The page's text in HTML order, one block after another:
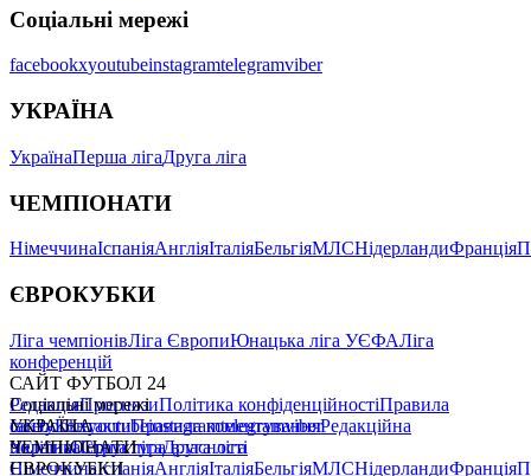
Соціальні мережі
facebookxyoutubeinstagramtelegramviber
УКРАЇНА
УкраїнаПерша лігаДруга ліга
ЧЕМПІОНАТИ
НімеччинаІспаніяАнгліяІталіяБельгіяМЛСНідерландиФранція
ЄВРОКУБКИ
Ліга чемпіонівЛіга ЄвропиЮнацька ліга УЄФАЛіга
конференцій
САЙТ ФУТБОЛ 24
РедакціяПрогнозиПолітика конфіденційностіПравила
сайтуКонтактиПравила коментуванняРедакційна
політикаСтруктура власності
Соціальні мережі
facebookxyoutubeinstagramtelegramviber
УКРАЇНА
УкраїнаПерша лігаДруга ліга
ЧЕМПІОНАТИ
НімеччинаІспаніяАнгліяІталіяБельгіяМЛСНідерландиФранція
ЄВРОКУБКИ